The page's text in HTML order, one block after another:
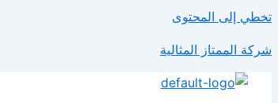
تخطي إلى المحتوى
شركة الممتاز المثالية